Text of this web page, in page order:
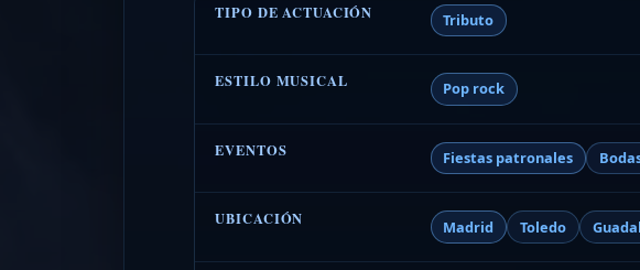
TIPO DE ACTUACIÓN Tributo
ESTILO MUSICAL Pop rock
EVENTOS Fiestas patronales
UBICACIÓN Madrid Toledo